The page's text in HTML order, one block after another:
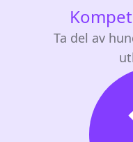
Ta del av